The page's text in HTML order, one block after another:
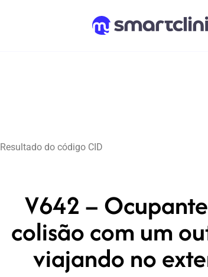
Resultado do código CID
V642 –
colisão com um
viajando no